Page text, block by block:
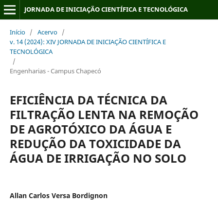
JORNADA DE INICIAÇÃO CIENTÍFICA E TECNOLÓGICA
Início / Acervo /
v. 14 (2024): XIV JORNADA DE INICIAÇÃO CIENTÍFICA E
TECNOLÓGICA
/
Engenharias - Campus Chapecó
EFICIÊNCIA DA TÉCNICA DA
FILTRAÇÃO LENTA NA REMOÇÃO
DE AGROTÓXICO DA ÁGUA E
REDUÇÃO DA TOXICIDADE DA
ÁGUA DE IRRIGAÇÃO NO SOLO
Allan Carlos Versa Bordignon